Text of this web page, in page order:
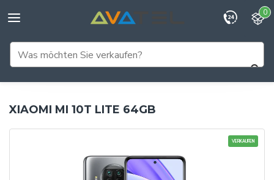
0
XIAOMI MI 10T LITE 64GB
VERKAUFEN